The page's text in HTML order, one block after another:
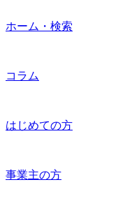
ホーム・検索
コラム
はじめての方
事業主の方